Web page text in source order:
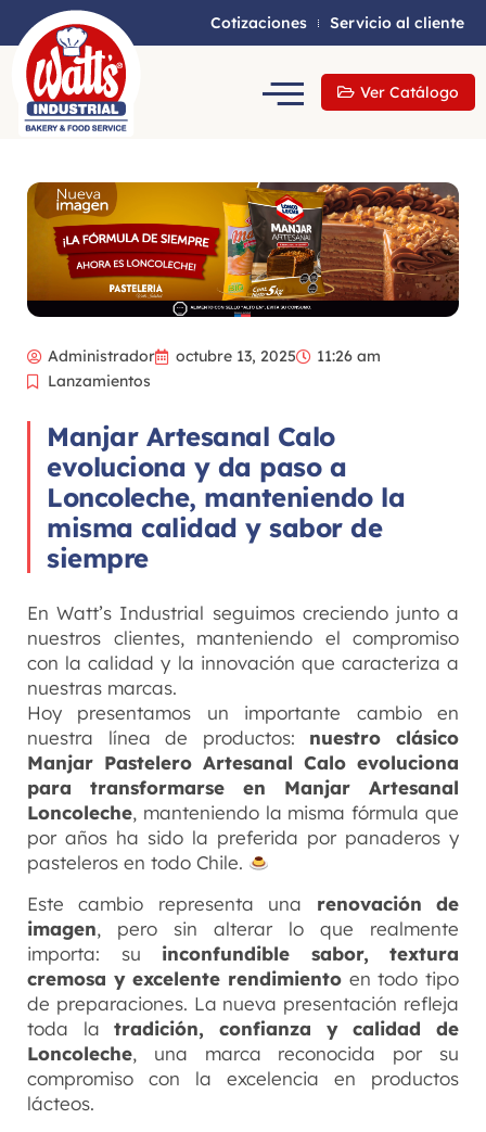
Cotizaciones Servicio al cliente
Ver Catálogo
Administrador octubre 13, 2025
11:26 am
Lanzamientos
Manjar Artesanal Calo
evoluciona y da paso a
Loncoleche, manteniendo la
misma calidad y sabor de
siempre
En Watt’s Industrial seguimos creciendo junto a
nuestros clientes, manteniendo el compromiso
con la calidad y la innovación que caracteriza a
nuestras marcas.
Hoy presentamos un importante cambio en
nuestra línea de productos: nuestro clásico
Manjar Pastelero Artesanal Calo evoluciona
para transformarse en Manjar Artesanal
Loncoleche, manteniendo la misma fórmula que
por años ha sido la preferida por panaderos y
pasteleros en todo Chile.
Este cambio representa una renovación de
imagen, pero sin alterar lo que realmente
importa: su inconfundible sabor, textura
cremosa y excelente rendimiento en todo tipo
de preparaciones. La nueva presentación refleja
toda latradición, confianza y calidad de
Loncoleche, una marca reconocida por su
compromiso con la excelencia en productos
lácteos.